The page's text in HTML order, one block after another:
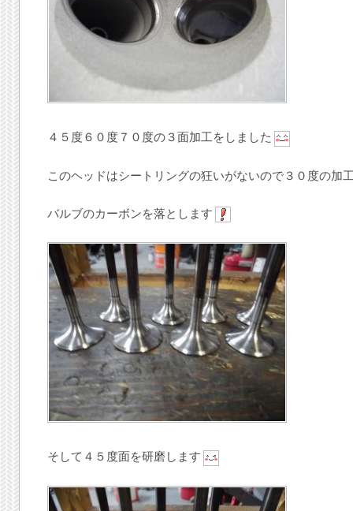
４５度６０度７０度の３面加工をしました
このヘッドはシートリングの狂いがないので３０度の加
バルブのカーボンを落とします
そして４５度面を研磨します